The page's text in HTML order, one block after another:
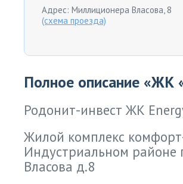
Адрес: Миллиционера Власова, 8
(схема проезда)
Полное описание «ЖК
Родонит-инвест ЖК
Жилой комплекс
Индустриальном
Власова д.8